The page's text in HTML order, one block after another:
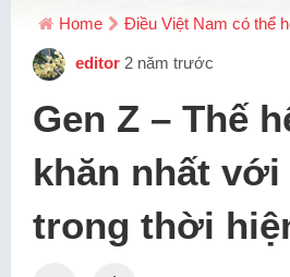
Home Điều Việt Nam có thể
editor 2 năm trước
Gen Z – Thế
khăn nhất
trong thời